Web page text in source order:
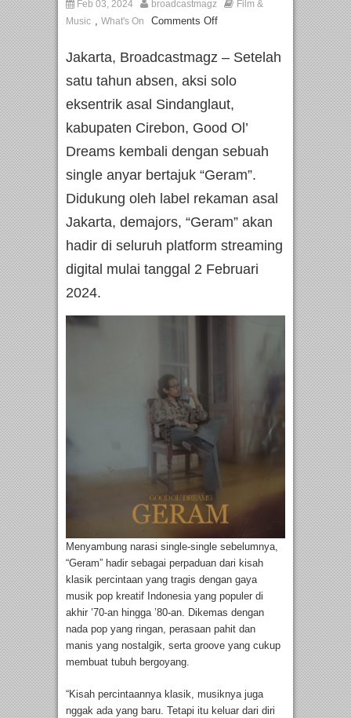
Feb 03, 2024 broadcastmagz
Film &
Music , What's On Comments Off
Jakarta, Broadcastmagz – Setelah
satu tahun absen, aksi solo
eksentrik asal Sindanglaut,
kabupaten Cirebon, Good Ol’
Dreams kembali dengan sebuah
single anyar bertajuk “Geram”.
Didukung oleh label rekaman asal
Jakarta, demajors, “Geram” akan
hadir di seluruh platform streaming
digital mulai tanggal 2 Februari
2024.
Menyambung narasi single-single sebelumnya,
“Geram” hadir sebagai perpaduan dari kisah
klasik percintaan yang tragis dengan gaya
musik pop kreatif Indonesia yang populer di
akhir ’70-an hingga ’80-an. Dikemas dengan
nada pop yang ringan, perasaan pahit dan
manis yang nostalgik, serta groove yang cukup
membuat tubuh bergoyang.
“Kisah percintaannya klasik, musiknya juga
nggak ada yang baru. Tetapi itu keluar dari diri